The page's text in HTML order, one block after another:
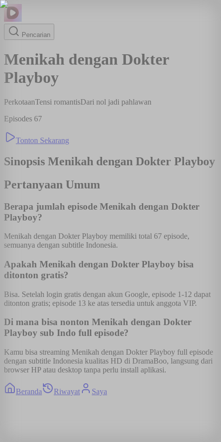
Pencarian
Menikah dengan Dokter
Playboy
PerkotaanTensi romantisDari nol jadi pahlawan
Episodes 67
Tonton Sekarang
Sinopsis Menikah dengan Dokter Playboy
Pertanyaan Umum
Berapa jumlah episode Menikah dengan Dokter
Playboy?
Menikah dengan Dokter Playboy memiliki total 67 episode,
semuanya dengan subtitle Indonesia.
Apakah Menikah dengan Dokter Playboy bisa
ditonton gratis?
Bisa. Setelah login gratis dengan akun Google, episode 1-12 dapat
ditonton gratis; episode 13 ke atas tersedia untuk anggota VIP.
Di mana bisa nonton Menikah dengan Dokter
Playboy sub Indo full episode?
Kamu bisa streaming Menikah dengan Dokter Playboy full episode
dengan subtitle Indonesia kualitas HD di DramaBoo, langsung dari
browser HP atau desktop tanpa perlu install aplikasi.
Beranda Riwayat Saya